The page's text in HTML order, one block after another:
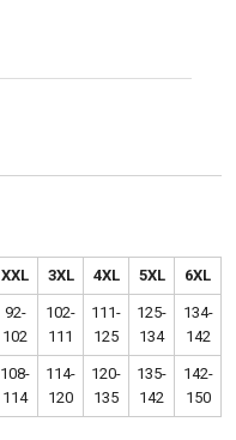
XXL 3XL 4XL 5XL 6XL
92-
102
102-
111
111-
125
125-
134
134-
142
108-
114
114-
120
120-
135
135-
142
142-
150